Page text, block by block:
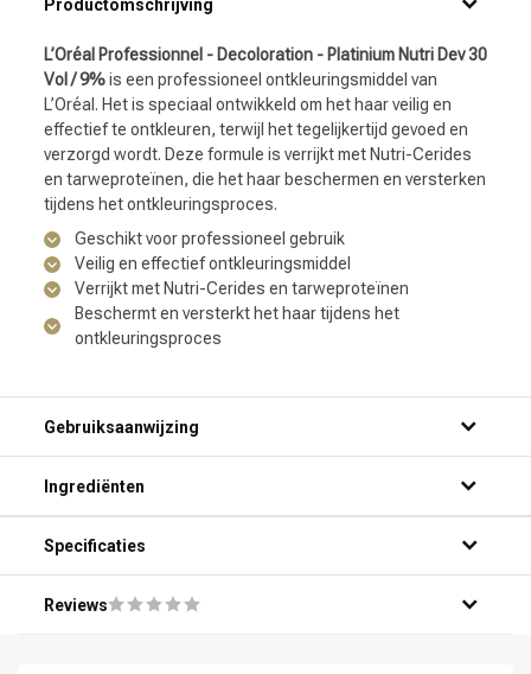
Productomschrijving
L’Oréal Professionnel - Decoloration - Platinium Nutri Dev 30
Vol / 9%is een professioneel ontkleuringsmiddel van
L’Oréal. Het is speciaal ontwikkeld om het haar veilig en
effectief te ontkleuren, terwijl het tegelijkertijd gevoed en
verzorgd wordt. Deze formule is verrijkt met Nutri-Cerides
en tarweproteïnen, die het haar beschermen en versterken
tijdens het ontkleuringsproces.
Geschikt voor professioneel gebruik
Veilig en effectief ontkleuringsmiddel
Verrijkt met Nutri-Cerides en tarweproteïnen
Beschermt en versterkt het haar tijdens het
ontkleuringsproces
Gebruiksaanwijzing
Ingrediënten
Specificaties
Reviews